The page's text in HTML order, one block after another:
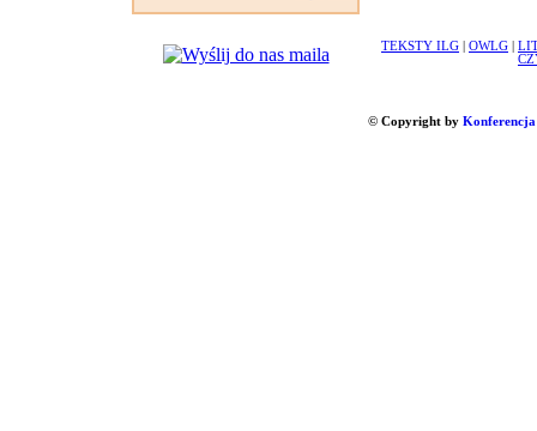
TEKSTY ILG OWLG
© Copyright by Konferencja